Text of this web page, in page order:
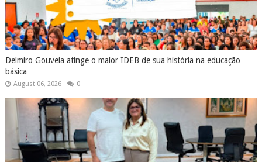
Delmiro Gouveia atinge o maior IDEB de sua história na educação
básica
August 06, 2026 0